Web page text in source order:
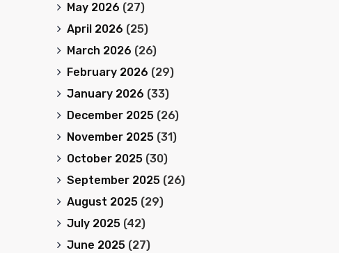
May 2026 (27)
April 2026 (25)
March 2026 (26)
February 2026 (29)
January 2026 (33)
December 2025(26)
November 2025(31)
October 2025(30)
September 2025(26)
August 2025(29)
July 2025(42)
June 2025(27)